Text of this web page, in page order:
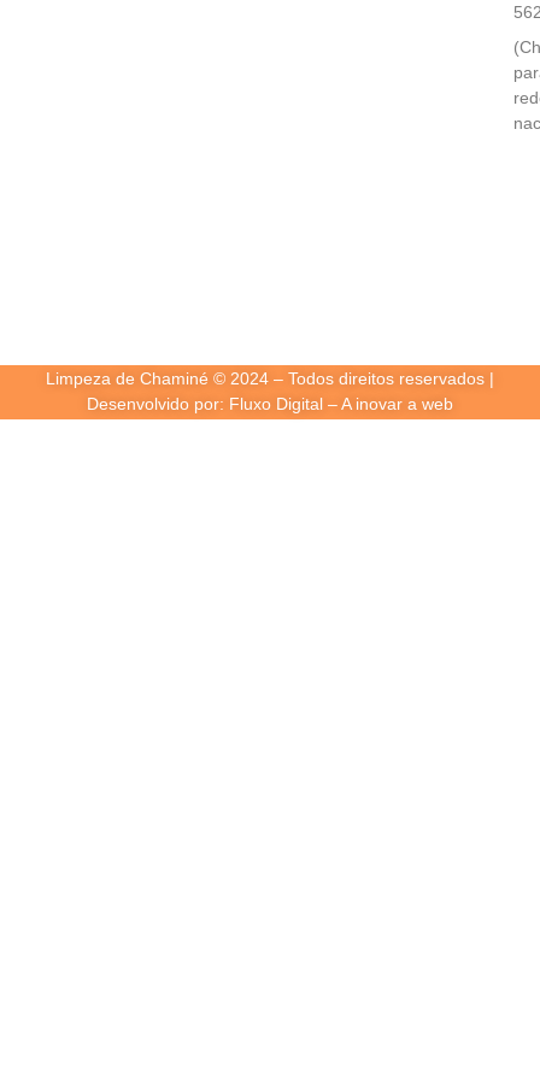
Limpeza de Chaminé © 2024 – Todos direitos reservados |
Desenvolvido por: Fluxo Digital – A inovar a web